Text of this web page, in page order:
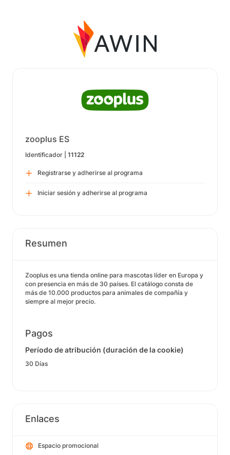
zooplus ES
Identificador | 11122
Registrarse y adherirse al programa
Iniciar sesión y adherirse al programa
Resumen
Zooplus es una tienda online para mascotas líder en Europa y
con presencia en más de 30 países. El catálogo consta de
más de 10.000 productos para animales de compañía y
siempre al mejor precio.
Pagos
Período de atribución (duración de la cookie)
30 Días
Enlaces
Espacio promocional